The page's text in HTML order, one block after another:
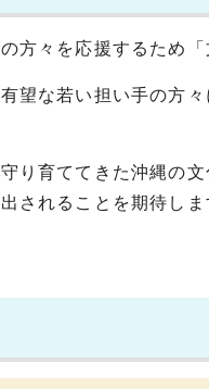
々を応援するため「
望な若い担い手の方
り育ててきた沖縄の
されることを期待しま